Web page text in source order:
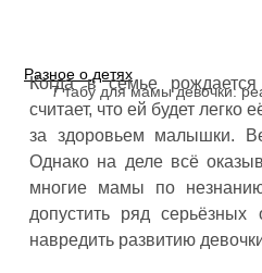
Разное о детях
7 табу для мамы девочки:
Когда в семье
считает, что ей будет легко
за здоровьем малышки.
Однако на деле всё
многие мамы по
допустить ряд серьёзных
навредить развитию